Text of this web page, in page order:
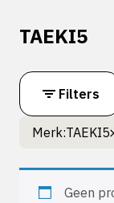
TAEKI5
Filters
Merk:TAEKI5
Geen